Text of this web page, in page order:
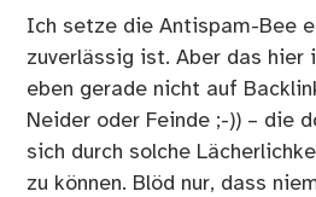
Ich setze die Antispam-Bee
zuverlässig ist. Aber das hier
eben gerade nicht auf
Neider oder Feinde ;-)) – die
sich durch solche
zu können. Blöd nur, dass